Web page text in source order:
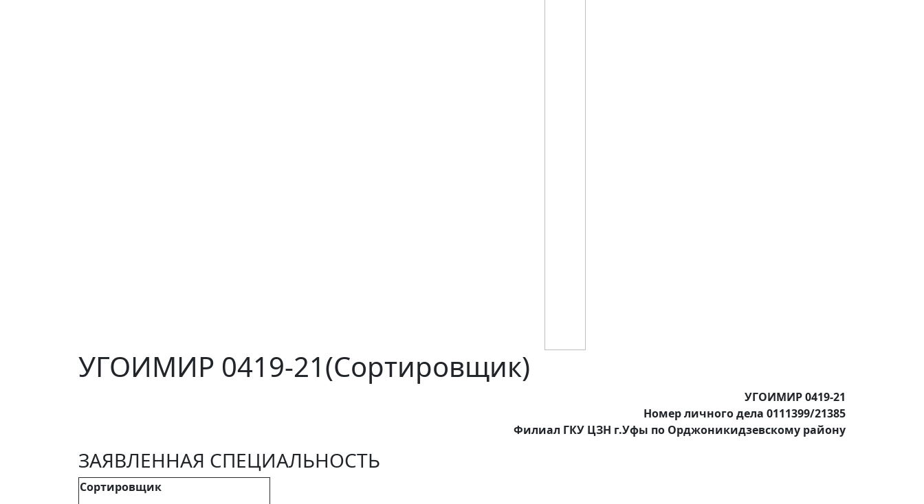
УГОИМИР 0419-21(Сортировщик)
УГОИМИР 0419-21
Номер личного дела 0111399/21385
Филиал ГКУ ЦЗН г.Уфы по Орджоникидзевскому району
ЗАЯВЛЕННАЯ СПЕЦИАЛЬНОСТЬ
Сортировщик